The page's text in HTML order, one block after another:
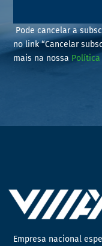
Pode cancelar a
no link “Cancelar
mais na nossa Política
Empresa nacional